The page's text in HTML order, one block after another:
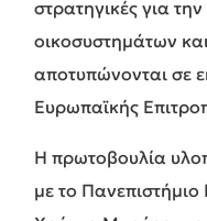
στρατηγικές για
οικοσυστημάτων
αποτυπώνονται σε
Ευρωπαϊκής
Η πρωτοβουλία
με το